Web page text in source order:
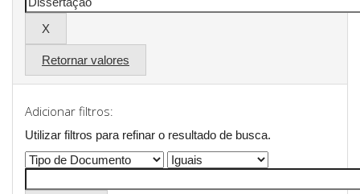
Retornar valores
Adicionar filtros:
Utilizar filtros para refinar o resultado de busca.